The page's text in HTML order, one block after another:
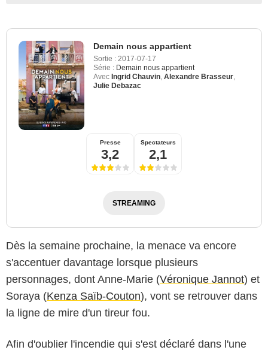
Demain nous appartient
Sortie : 2017-07-17
Série : Demain nous appartient
Avec Ingrid Chauvin Alexandre Brasseur
Julie Debazac
Presse
3,2
Spectateurs
2,1
STREAMING
Dès la semaine prochaine, la menace va encore
s'accentuer davantage lorsque plusieurs
personnages, dont Anne-Marie (Véronique Jannot) et
Soraya (Kenza Saïb-Couton), vont se retrouver dans
la ligne de mire d'un tireur fou.
Afin d'oublier l'incendie qui s'est déclaré dans l'une